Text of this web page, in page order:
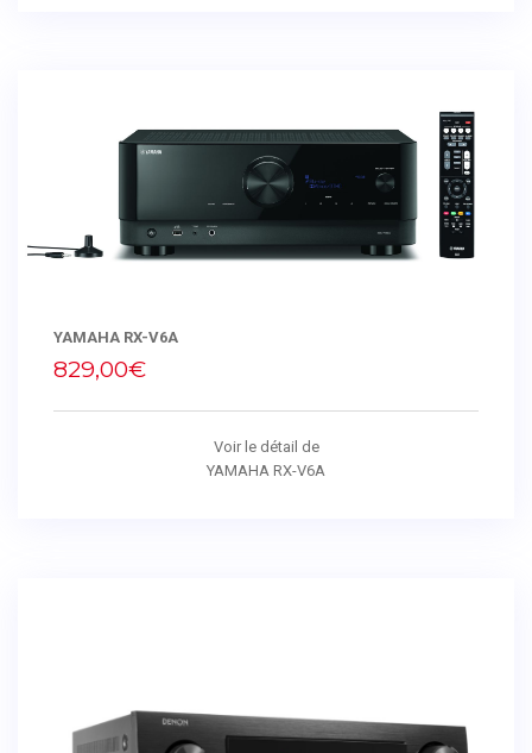
YAMAHA RX-V6A
829,00€
Voir le détail de
YAMAHA RX-V6A